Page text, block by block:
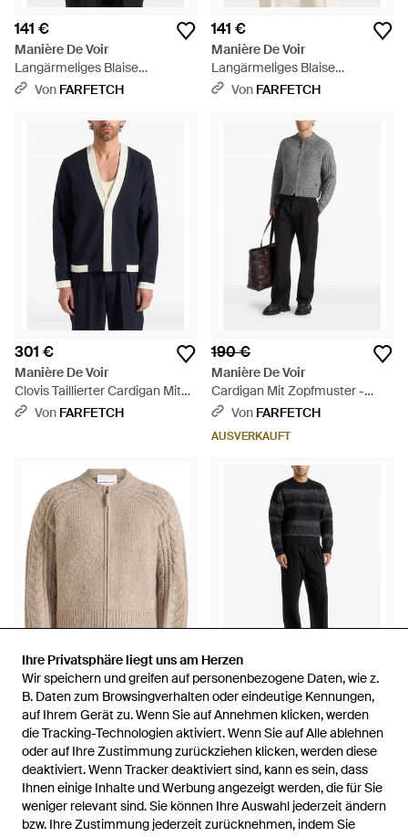
Ihre Privatsphäre liegt uns am Herzen
Wir speichern und greifen auf personenbezogene Daten, wie z.
B. Daten zum Browsingverhalten oder eindeutige Kennungen,
auf Ihrem Gerät zu. Wenn Sie auf Annehmen klicken, werden
die Tracking-Technologien aktiviert. Wenn Sie auf Alle ablehnen
oder auf Ihre Zustimmung zurückziehen klicken, werden diese
deaktiviert. Wenn Tracker deaktiviert sind, kann es sein, dass
Ihnen einige Inhalte und Werbung angezeigt werden, die für Sie
weniger relevant sind. Sie können Ihre Auswahl jederzeit ändern
bzw. Ihre Zustimmung jederzeit zurücknehmen, indem Sie
Ihre Privatsphäre liegt uns am Herzen
Wir speichern und greifen auf personenbezogene Daten, wie z.
B. Daten zum Browsingverhalten oder eindeutige Kennungen,
auf Ihrem Gerät zu. Wenn Sie auf Annehmen klicken, werden
die Tracking-Technologien aktiviert. Wenn Sie auf Alle ablehnen
oder auf Ihre Zustimmung zurückziehen klicken, werden diese
deaktiviert. Wenn Tracker deaktiviert sind, kann es sein, dass
Ihnen einige Inhalte und Werbung angezeigt werden, die für Sie
weniger relevant sind. Sie können Ihre Auswahl jederzeit ändern
bzw. Ihre Zustimmung jederzeit zurücknehmen, indem Sie
141 €
Manière De Voir
Langärmeliges Blaise
Rollkragenoberteil - Schwarz
Von FARFETCH
141 €
Manière De Voir
Langärmeliges Blaise
Rollkragenoberteil - Braun
Von FARFETCH
301 €
Manière De Voir
Clovis Taillierter Cardigan Mit
Kontrastleiste - Blau
Von FARFETCH
190 €
Manière De Voir
Cardigan Mit Zopfmuster -
GrauVon FARFETCH
AUSVERKAUFT
324 €
Manière De Voir
Melierter Gaby Cardigan mit
Reißverschluss - Natur
VonFARFETCH
AUSVERKAUFT
295 €
Manière De Voir
Ayden Pullover Mit Karomuster
- Schwarz
Von FARFETCH
AUSVERKAUFT